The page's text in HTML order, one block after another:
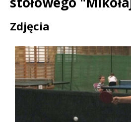
Treść
Zdjęcia